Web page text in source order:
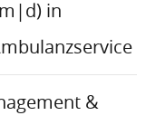
in
&